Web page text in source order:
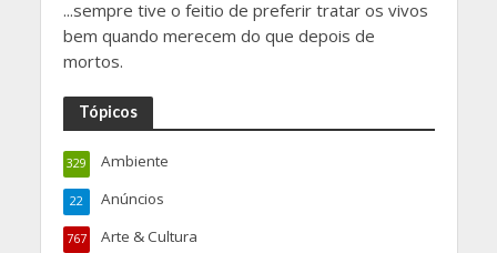
...sempre tive o feitio de preferir tratar os vivos
bem quando merecem do que depois de
mortos.
Tópicos
Ambiente
329
Anúncios
22
Arte & Cultura
767